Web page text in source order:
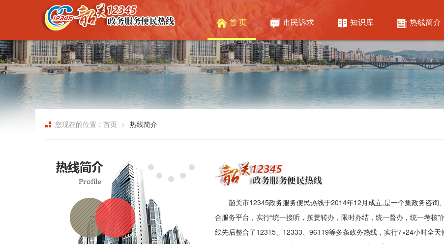
首 页 市民诉求 知识库 热线简介
您现在的位置：首页 热线简介
韶关市12345政务服务便民热线于2014年12月成立,是一个集政务咨
合服务平台，实行“统一接听，按责转办，限时办结，统一督办，统一考核
线先后整合了12315、12333、96119等多条政务热线，实行7×24小时全天